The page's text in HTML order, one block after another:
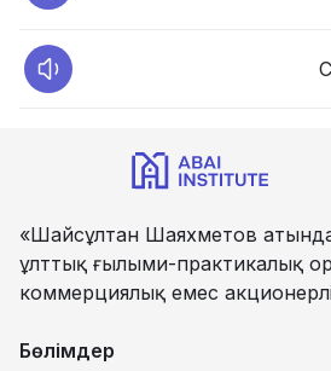
«Шайсұлтан Шаяхметов
ұлттық ғылыми-практикалық
коммерциялық емес
Бөлімдер